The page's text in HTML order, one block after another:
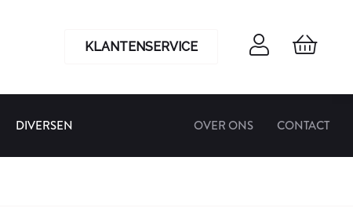
KLANTENSERVICE
DIVERSEN OVER ONS CONTACT